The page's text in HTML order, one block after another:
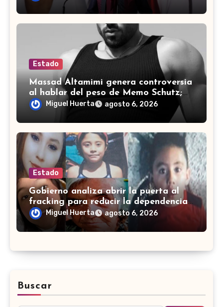
Estado
Massad Altamimi genera controversia
al hablar del peso de Memo Schutz;
así respondió el conductor
Miguel Huerta agosto 6, 2026
Estado
Gobierno analiza abrir la puerta al
fracking para reducir la dependencia
del gas importado en México
Miguel Huerta agosto 6, 2026
Buscar